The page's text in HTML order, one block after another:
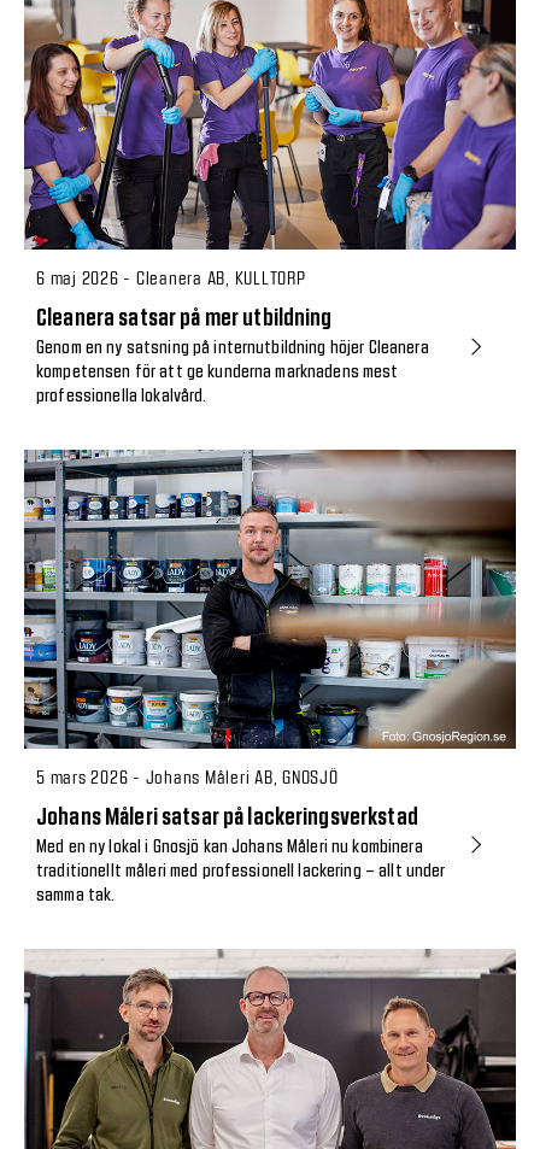
6 maj 2026 - Cleanera AB, KULLTORP
Cleanera satsar på mer utbildning
Genom en ny satsning på internutbildning höjer Cleanera
kompetensen för att ge kunderna marknadens mest
professionella lokalvård.
5 mars 2026 - Johans Måleri AB, GNOSJÖ
Johans Måleri satsar på lackeringsverkstad
Med en ny lokal i Gnosjö kan Johans Måleri nu kombinera
traditionellt måleri med professionell lackering – allt under
samma tak.